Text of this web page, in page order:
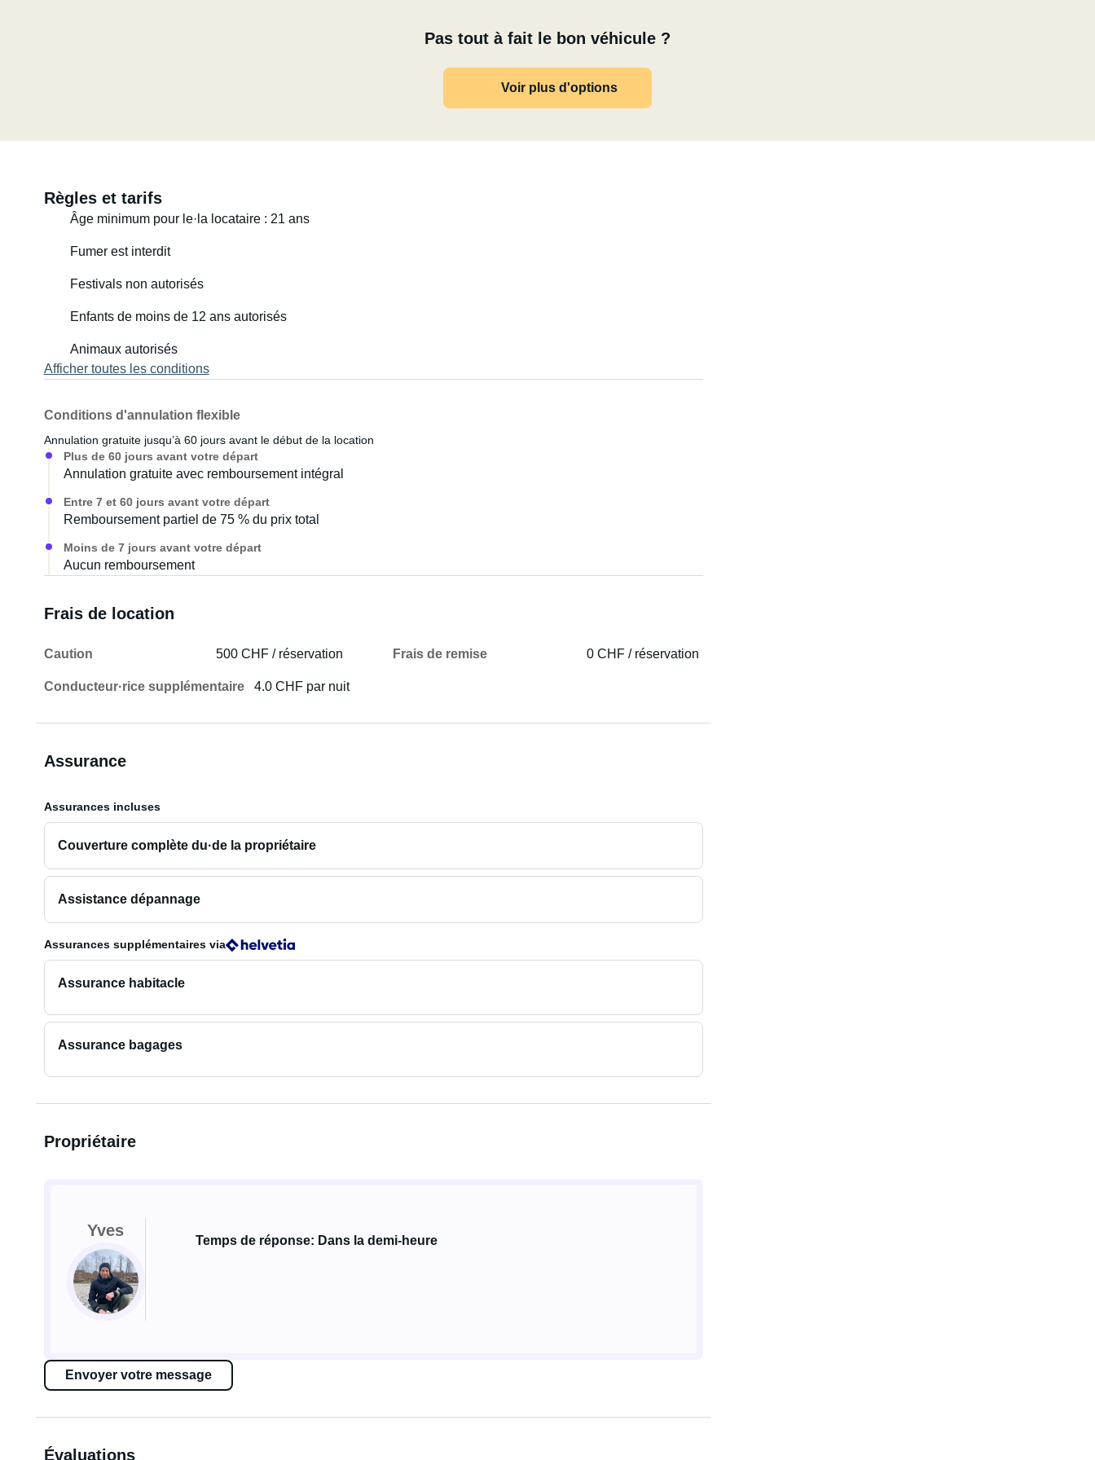
Pas tout à fait le bon véhicule ?
Voir plus d'options
Règles et tarifs
Âge minimum pour le·la locataire : 21 ans
Fumer est interdit
Festivals non autorisés
Enfants de moins de 12 ans autorisés
Animaux autorisés
Afficher toutes les conditions
Conditions d'annulation flexible
Annulation gratuite jusqu’à 60 jours avant le début de la location
Plus de 60 jours avant votre départ
Annulation gratuite avec remboursement intégral
Entre 7 et 60 jours avant votre départ
Remboursement partiel de 75 % du prix total
Moins de 7 jours avant votre départ
Aucun remboursement
Frais de location
Caution 500 CHF / réservation Frais de remise 0 CHF / réservation
Conducteur·rice supplémentaire 4.0 CHF par nuit
Assurance
Assurances incluses
Couverture complète du·de la propriétaire
Assistance dépannage
Assurances supplémentaires via
Assurance habitacle
Assurance bagages
Propriétaire
Yves
Temps de réponse: Dans la demi-heure
Envoyer votre message
Évaluations